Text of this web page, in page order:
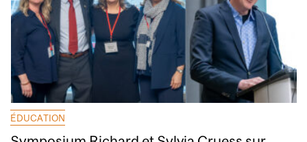
ÉDUCATION